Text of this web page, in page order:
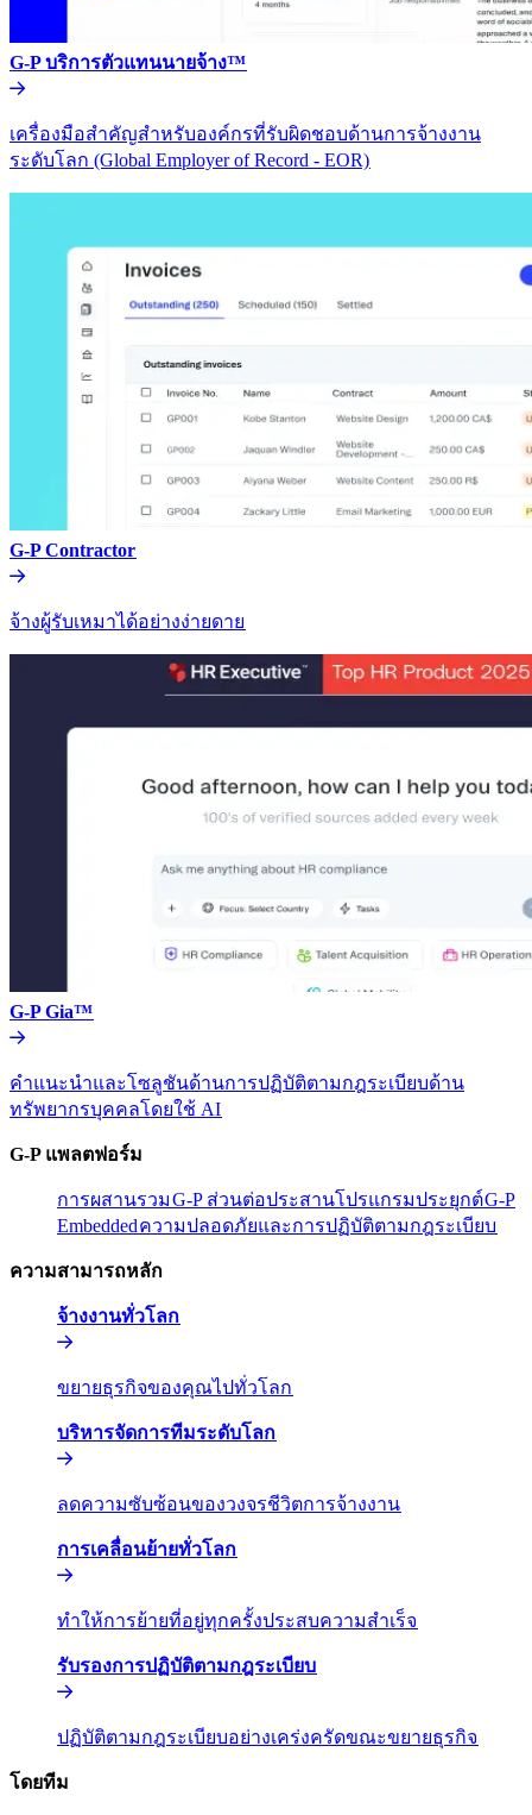
G-P บริการตัวแทนนายจ้าง™​​
เครื่องมือสำคัญสำหรับองค์กรที่รับผิดชอบด้านการจ้างงาน
ระดับโลก (Global Employer of Record - EOR)​​
G-P Contractor​​
จ้างผู้รับเหมาได้อย่างง่ายดาย​​
G-P Gia™​​
คำแนะนำและโซลูชันด้านการปฏิบัติตามกฎระเบียบด้าน
ทรัพยากรบุคคลโดยใช้ AI​​
G-P แพลตฟอร์ม​​
การผสานรวม​​G-P ส่วนต่อประสานโปรแกรมประยุกต์​​G-P
Embedded​​ความปลอดภัยและการปฏิบัติตามกฎระเบียบ​​
ความสามารถหลัก​​
จ้างงานทั่วโลก​​
ขยายธุรกิจของคุณไปทั่วโลก​​
บริหารจัดการทีมระดับโลก​​
ลดความซับซ้อนของวงจรชีวิตการจ้างงาน​​
การเคลื่อนย้ายทั่วโลก​​
ทำให้การย้ายที่อยู่ทุกครั้งประสบความสำเร็จ​​
รับรองการปฏิบัติตามกฎระเบียบ​​
ปฏิบัติตามกฎระเบียบอย่างเคร่งครัดขณะขยายธุรกิจ​​
โดยทีม​​